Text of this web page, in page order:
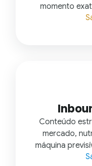
momento
Conteúdo
mercado,
máquina